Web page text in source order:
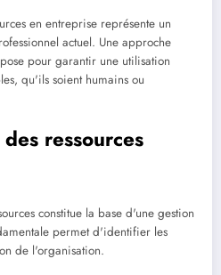
en entreprise représente un
actuel. Une approche
pour garantir une utilisation
qu'ils soient humains ou
ressources
constitue la base d'une gestion
permet d'identifier les
de l'organisation.